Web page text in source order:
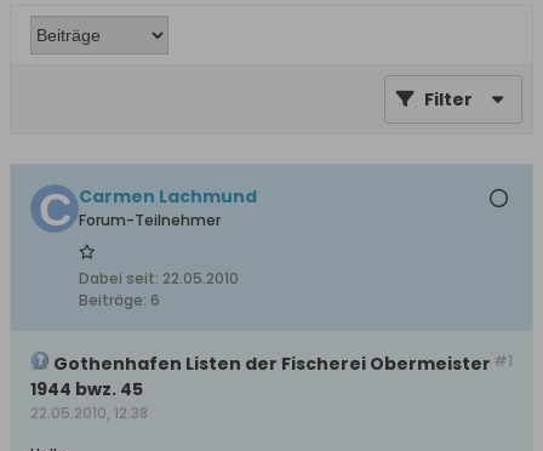
Filter
Carmen Lachmund
Forum-Teilnehmer
Dabei seit: 22.05.2010
Beiträge: 6
#1
Gothenhafen Listen der Fischerei Obermeister
1944 bwz. 45
22.05.2010, 12:38